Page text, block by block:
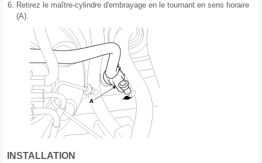
6. Retirez le maître-cylindre d'embrayage en le tournant en sens horaire
(A).
INSTALLATION